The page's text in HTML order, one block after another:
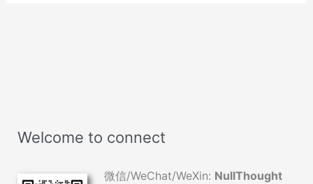
Welcome to connect
微信/WeChat/WeXin: NullThought